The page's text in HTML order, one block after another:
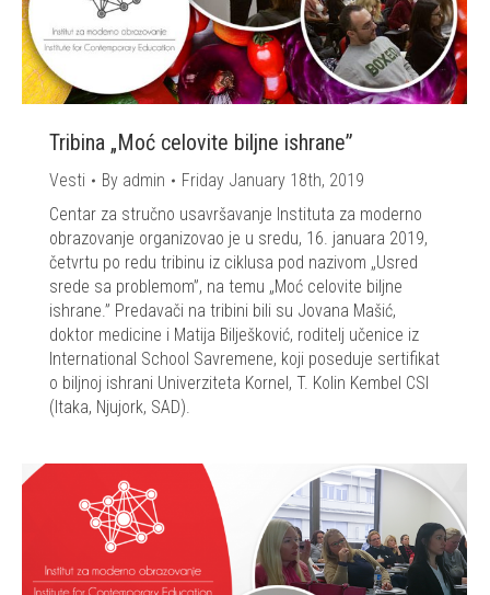
Tribina „Moć celovite biljne ishrane”
Vesti By admin
Friday January 18th, 2019
Centar za stručno usavršavanje Instituta za moderno
obrazovanje organizovao je u sredu, 16. januara 2019,
četvrtu po redu tribinu iz ciklusa pod nazivom „Usred
srede sa problemom”, na temu „Moć celovite biljne
ishrane.” Predavači na tribini bili su Jovana Mašić,
doktor medicine i Matija Bilješković, roditelj učenice iz
International School Savremene, koji poseduje sertifikat
o biljnoj ishrani Univerziteta Kornel, T. Kolin Kembel CSI
(Itaka, Njujork, SAD).